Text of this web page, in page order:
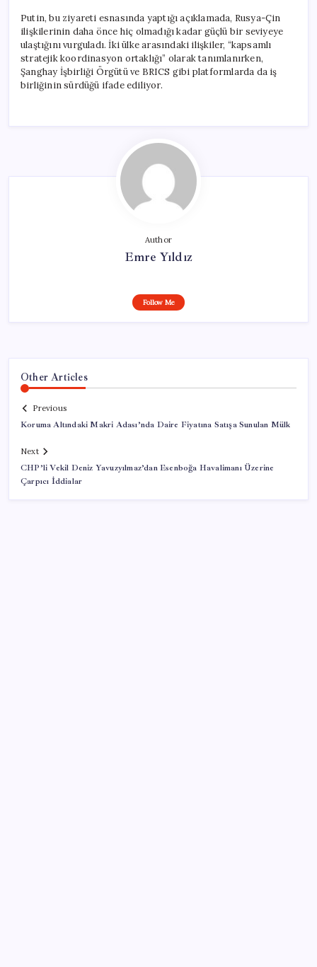
Putin, bu ziyareti esnasında yaptığı açıklamada, Rusya-Çin
ilişkilerinin daha önce hiç olmadığı kadar güçlü bir seviyeye
ulaştığını vurguladı. İki ülke arasındaki ilişkiler, “kapsamlı
stratejik koordinasyon ortaklığı” olarak tanımlanırken,
Şanghay İşbirliği Örgütü ve BRICS gibi platformlarda da iş
birliğinin sürdüğü ifade ediliyor.
Author
Emre Yıldız
Follow Me
Other Articles
Previous
Koruma Altındaki Makri Adası’nda Daire Fiyatına Satışa Sunulan Mülk
Next
CHP’li Vekil Deniz Yavuzyılmaz’dan Esenboğa Havalimanı Üzerine
Çarpıcı İddialar